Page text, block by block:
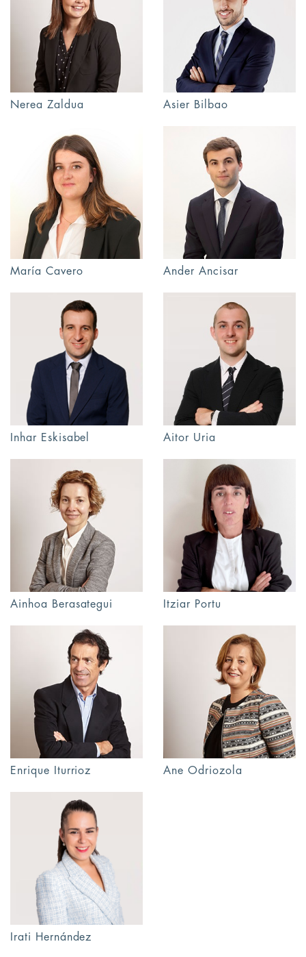
Nerea Zaldua Asier Bilbao
María Cavero Ander Ancisar
Inhar Eskisabel Aitor Uria
Ainhoa Berasategui Itziar Portu
Enrique Iturrioz Ane Odriozola
Irati Hernández